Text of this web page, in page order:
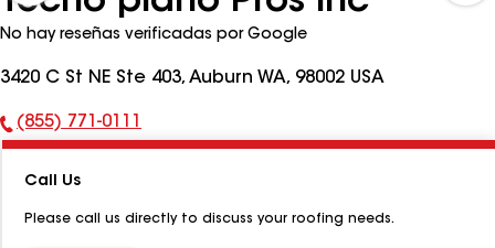
No hay reseñas verificadas por Google
3420 C St NE Ste 403, Auburn WA, 98002 USA
Número
teléfono:
(855) 771-0111
Call Us
Please call us directly to discuss your roofing needs.